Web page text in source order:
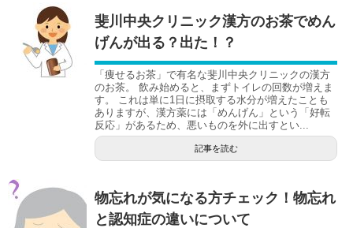
斐川中央クリニック漢方のお茶でめん
げんが出る？出た！？
「痩せるお茶」で有名な斐川中央クリニックの漢方
のお茶。 飲み始めると、まずトイレの回数が増えま
す。 これは単に1日に摂取する水分が増えたことも
ありますが、漢方薬には「めんげん」という「好転
反応」があるため、悪いものを外に出すとい...
記事を読む
物忘れが気になる方チェック！物忘れ
と認知症の違いについて